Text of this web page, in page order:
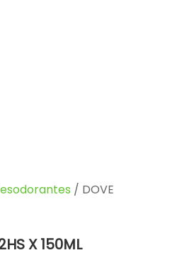
/ DOVE
X 150ML